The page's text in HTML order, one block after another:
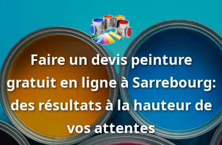
Faire un devis peinture
gratuit en ligne à Sarrebourg:
des résultats à la hauteur de
vos attentes